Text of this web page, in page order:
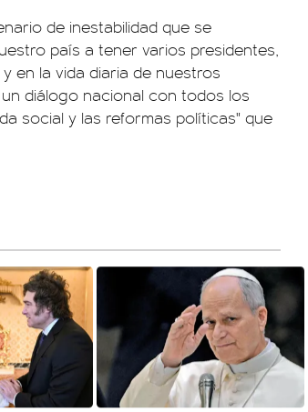
de inestabilidad que se
país a tener varios presidentes,
en la vida diaria de nuestros
diálogo nacional con todos los
social y las reformas políticas" que
se vende” y junto a la española. El momento
ocurrió a dos días de la votación de la Ley de
Tierras.